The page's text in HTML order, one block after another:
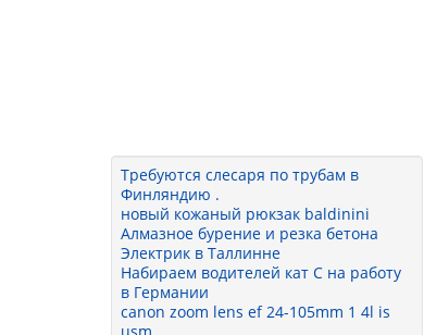
Требуются слесаря по трубам в
Финляндию .
новый кожаный рюкзак baldinini
Алмазное бурение и резка бетона
Электрик в Таллинне
Набираем водителей кат С на работу
в Германии
canon zoom lens ef 24-105mm 1 4l is